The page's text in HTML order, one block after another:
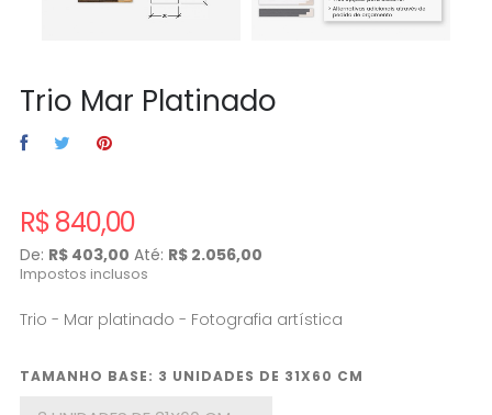
Trio Mar Platinado
R$ 840,00
De: R$ 403,00 Até: R$ 2.056,00
Impostos inclusos
Trio - Mar platinado - Fotografia artística
TAMANHO BASE: 3 UNIDADES DE 31X60 CM